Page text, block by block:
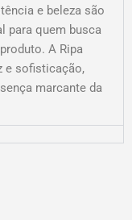
e beleza são
para quem busca
A Ripa
e sofisticação,
marcante da